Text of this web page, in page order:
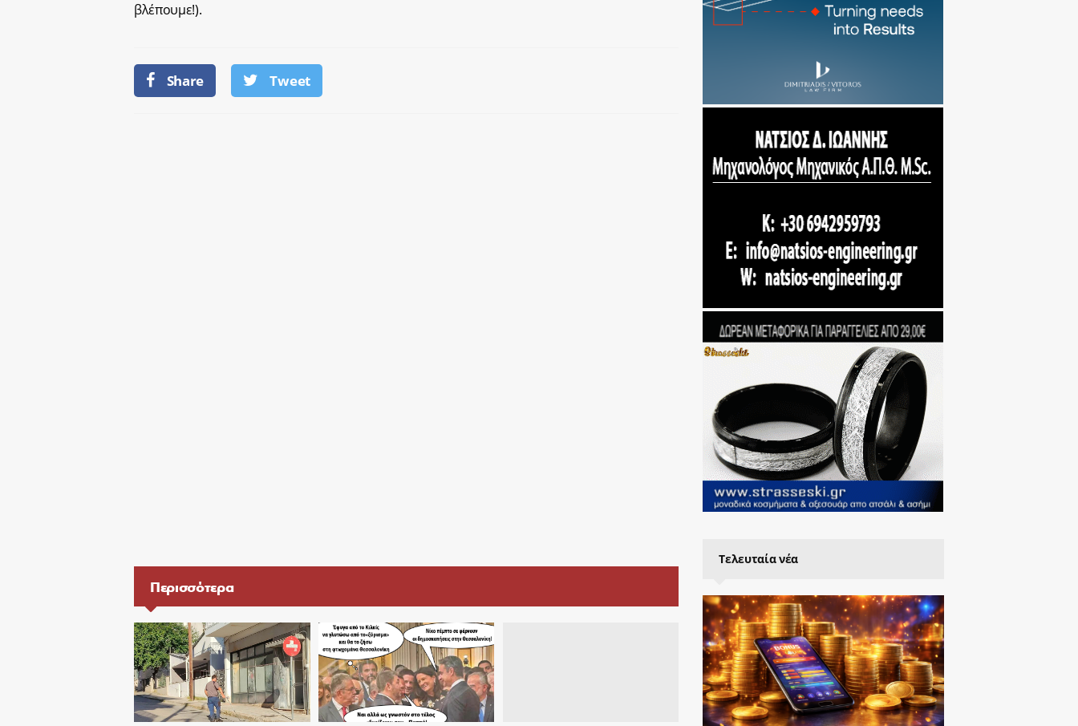
βλέπουμε!).
Share Tweet
Περισσότερα
Τελευταία νέα